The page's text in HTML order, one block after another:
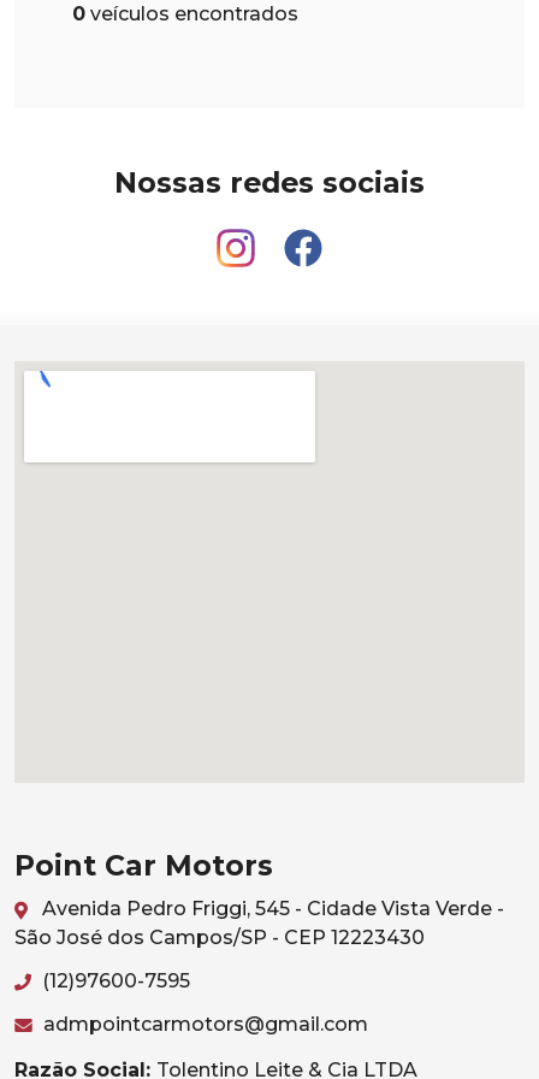
0 veículos encontrados
Nossas redes sociais
Point Car Motors
Avenida Pedro Friggi, 545 - Cidade Vista Verde -
São José dos Campos/SP - CEP 12223430
(12)97600-7595
admpointcarmotors@gmail.com
Razão Social: Tolentino Leite & Cia LTDA